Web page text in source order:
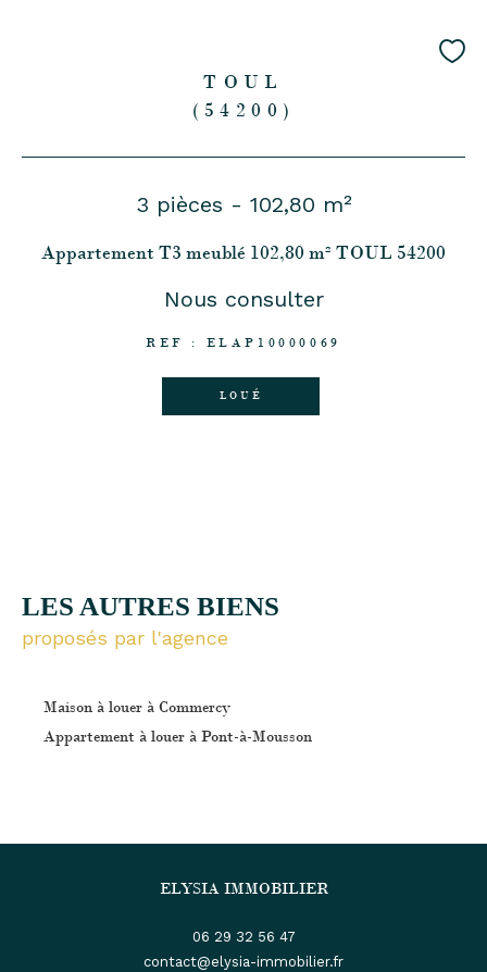
TOUL
(54200)
3 pièces - 102,80 m²
Appartement T3 meublé 102,80 m² TOUL 54200
Nous consulter
REF : ELAP10000069
LOUÉ
LES AUTRES BIENS
proposés par l'agence
Maison à louer à Commercy
Appartement à louer à Pont-à-Mousson
ELYSIA IMMOBILIER
06 29 32 56 47
contact@elysia-immobilier.fr